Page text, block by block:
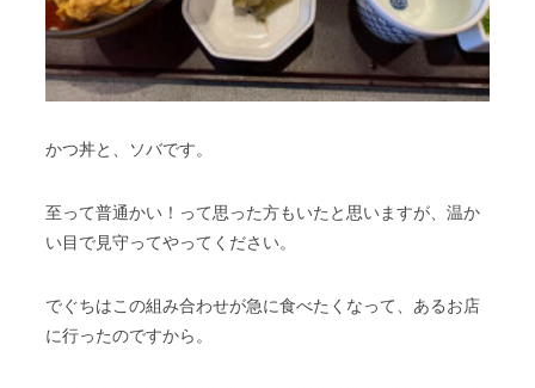
かつ丼と、ソバです。
至って普通かい！って思った方もいたと思いますが、温か
い目で見守ってやってください。
でぐちはこの組み合わせが急に食べたくなって、あるお店
に行ったのですから。